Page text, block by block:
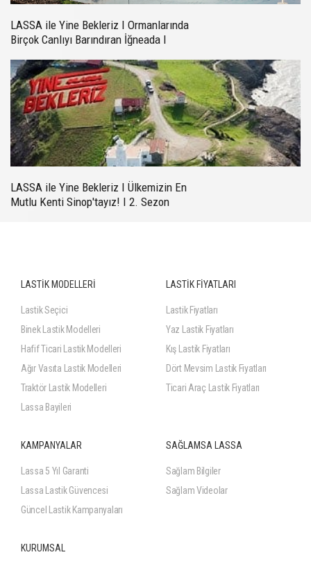
LASSA ile Yine Bekleriz I Ormanlarında
Birçok Canlıyı Barındıran İğneada I
LASSA ile Yine Bekleriz I Ülkemizin En
Mutlu Kenti Sinop'tayız! I 2. Sezon
LASTİK MODELLERİ
Lastik Seçici
Binek Lastik Modelleri
Hafif Ticari Lastik Modelleri
Ağır Vasıta Lastik Modelleri
Traktör Lastik Modelleri
Lassa Bayileri
LASTİK FİYATLARI
Lastik Fiyatları
Yaz Lastik Fiyatları
Kış Lastik Fiyatları
Dört Mevsim Lastik Fiyatları
Ticari Araç Lastik Fiyatları
KAMPANYALAR
Lassa 5 Yıl Garanti
Lassa Lastik Güvencesi
Güncel Lastik Kampanyaları
SAĞLAMSA LASSA
Sağlam Bilgiler
Sağlam Videolar
KURUMSAL